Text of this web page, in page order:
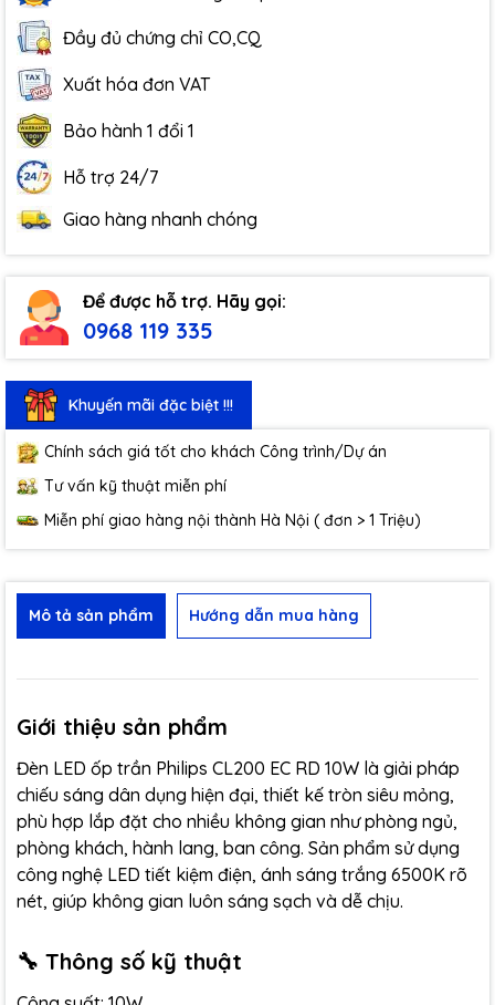
Đầy đủ chứng chỉ CO,CQ
Xuất hóa đơn VAT
Bảo hành 1 đổi 1
Hỗ trợ 24/7
Giao hàng nhanh chóng
Để được hỗ trợ. Hãy gọi:
0968 119 335
Khuyến mãi đặc biệt !!!
Chính sách giá tốt cho khách Công trình/Dự án
Tư vấn kỹ thuật miễn phí
Miễn phí giao hàng nội thành Hà Nội ( đơn > 1 Triệu)
Mô tả sản phẩm Hướng dẫn mua hàng
Giới thiệu sản phẩm
Đèn LED ốp trần Philips CL200 EC RD 10W là giải pháp
chiếu sáng dân dụng hiện đại, thiết kế tròn siêu mỏng,
phù hợp lắp đặt cho nhiều không gian như phòng ngủ,
phòng khách, hành lang, ban công. Sản phẩm sử dụng
công nghệ LED tiết kiệm điện, ánh sáng trắng 6500K rõ
nét, giúp không gian luôn sáng sạch và dễ chịu.
🔧 Thông số kỹ thuật